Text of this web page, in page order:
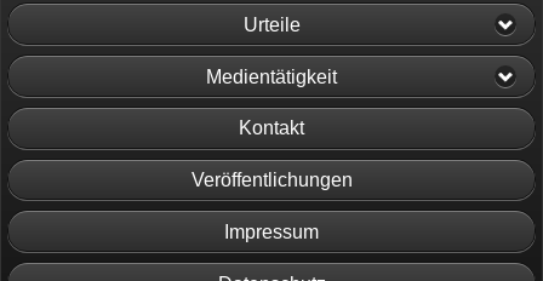
Urteile
Medientätigkeit
Kontakt
Veröffentlichungen
Impressum